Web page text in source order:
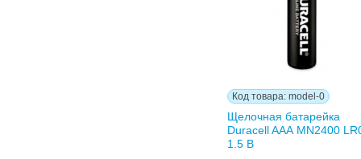
Код товара: model-0
Щелочная батарейка
Duracell AAА MN2400
1.5 В